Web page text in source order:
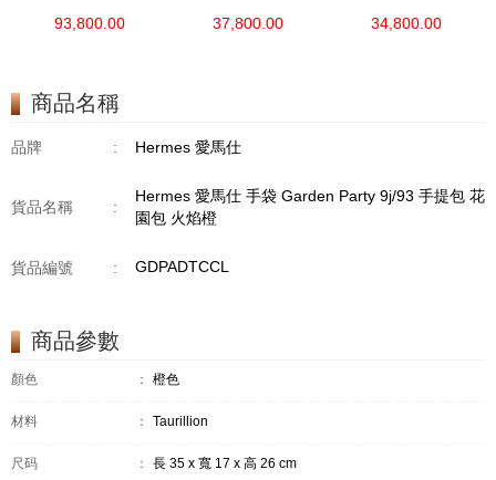
93,800.00 37,800.00 34,800.00
商品名稱
品牌 : Hermes 愛馬仕
貨品名稱 :
Hermes 愛馬仕 手袋 Garden Party 9j/93 手提包 花
園包 火焰橙
貨品編號 : GDPADTCCL
商品參數
顏色 ： 橙色
材料 ： Taurillion
尺码 ： 長 35 x 寬 17 x 高 26 cm